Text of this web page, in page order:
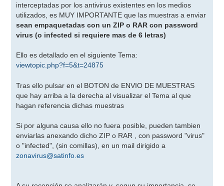
a
j
e
interceptadas por los antivirus existentes en los medios
utilizados, es MUY IMPORTANTE que las muestras a enviar
sean empaquetadas con un ZIP o RAR con password
virus (o infected si requiere mas de 6 letras)
Ello es detallado en el siguiente Tema:
viewtopic.php?f=5&t=24875
Tras ello pulsar en el BOTON de ENVIO DE MUESTRAS
que hay arriba a la derecha al visualizar el Tema al que
hagan referencia dichas muestras
Si por alguna causa ello no fuera posible, pueden tambien
enviarlas anexando dicho ZIP o RAR , con password "virus"
o "infected", (sin comillas), en un mail dirigido a
zonavirus@satinfo.es